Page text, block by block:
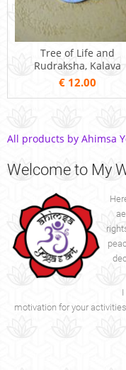
Tree of Life and
Rudraksha, Kalava
€ 12.00
All products by Ahimsa
Welcome to My
motivation for your